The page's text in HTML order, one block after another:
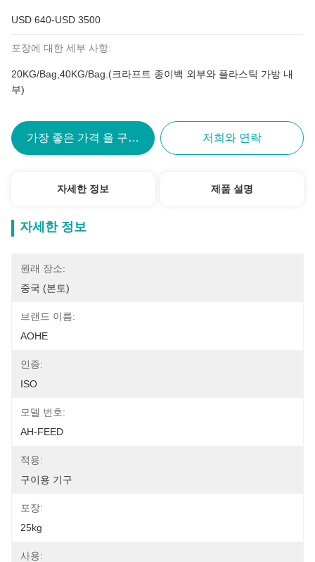
USD 640-USD 3500
포장에 대한 세부 사항:
20KG/Bag,40KG/Bag.(크라프트 종이백 외부와 플라스틱 가방 내
부)
가장 좋은 가격 을 구하라 저희와 연락
자세한 정보 제품 설명
자세한 정보
원래 장소:
중국 (본토)
브랜드 이름:
AOHE
인증:
ISO
모델 번호:
AH-FEED
적용:
구이용 기구
포장:
25kg
사용: